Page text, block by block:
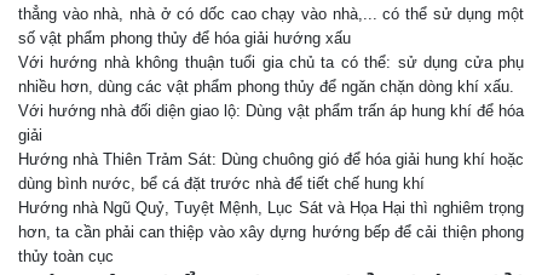
thẳng vào nhà, nhà ở có dốc cao chạy vào nhà,... có thể sử dụng một
số vật phẩm phong thủy để hóa giải hướng xấu
Với hướng nhà không thuận tuổi gia chủ ta có thể: sử dụng cửa phụ
nhiều hơn, dùng các vật phẩm phong thủy để ngăn chặn dòng khí xấu.
Với hướng nhà đối diện giao lộ: Dùng vật phẩm trấn áp hung khí để hóa
giải
Hướng nhà Thiên Trảm Sát: Dùng chuông gió để hóa giải hung khí hoặc
dùng bình nước, bể cá đặt trước nhà để tiết chế hung khí
Hướng nhà Ngũ Quỷ, Tuyệt Mệnh, Lục Sát và Họa Hại thì nghiêm trọng
hơn, ta cần phải can thiệp vào xây dựng hướng bếp để cải thiện phong
thủy toàn cục